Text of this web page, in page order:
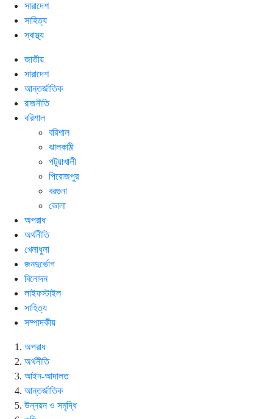
সারাদেশ
সাহিত্য
স্বাস্থ্য
জাতীয়
সারাদেশ
আন্তর্জাতিক
রাজনীতি
বরিশাল
বরিশাল
ঝালকাঠী
পটুয়াখালী
পিরোজপুর
বরগুনা
ভোলা
অপরাধ
অর্থনীতি
খেলাধুলা
জনদুর্ভোগ
বিনোদন
লাইফস্টাইল
সাহিত্য
সম্পাদকীয়
অপরাধ
অর্থনীতি
আইন-আদালত
আন্তর্জাতিক
উন্নয়ন ও সমৃদ্ধি